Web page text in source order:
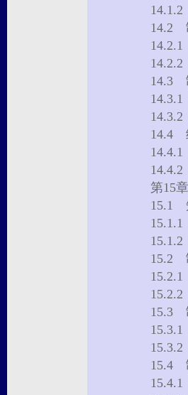
14.2
14.3
14.4
第15
15.1
15.2
15.3
15.4